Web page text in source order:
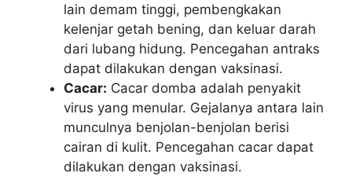
lain demam tinggi, pembengkakan
kelenjar getah bening, dan keluar darah
dari lubang hidung. Pencegahan antraks
dapat dilakukan dengan vaksinasi.
Cacar: Cacar domba adalah penyakit
virus yang menular. Gejalanya antara lain
munculnya benjolan-benjolan berisi
cairan di kulit. Pencegahan cacar dapat
dilakukan dengan vaksinasi.